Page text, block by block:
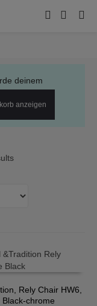
deinem
anzeigen
Rely Chair HW6,
Black-chrome